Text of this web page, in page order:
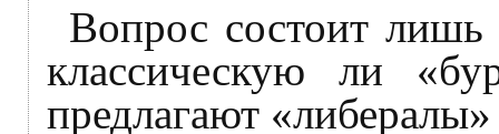
Вопрос состоит лишь
классическую ли
предлагают